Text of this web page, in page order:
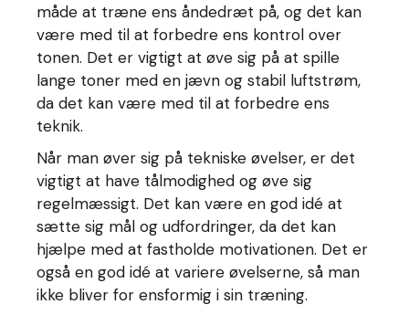
måde at træne ens åndedræt på, og det kan
være med til at forbedre ens kontrol over
tonen. Det er vigtigt at øve sig på at spille
lange toner med en jævn og stabil luftstrøm,
da det kan være med til at forbedre ens
teknik.
Når man øver sig på tekniske øvelser, er det
vigtigt at have tålmodighed og øve sig
regelmæssigt. Det kan være en god idé at
sætte sig mål og udfordringer, da det kan
hjælpe med at fastholde motivationen. Det er
også en god idé at variere øvelserne, så man
ikke bliver for ensformig i sin træning.